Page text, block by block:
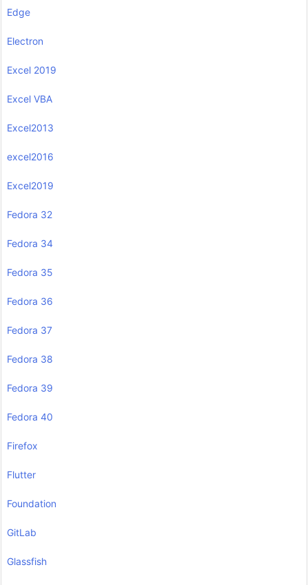
Edge
Electron
Excel 2019
Excel VBA
Excel2013
excel2016
Excel2019
Fedora 32
Fedora 34
Fedora 35
Fedora 36
Fedora 37
Fedora 38
Fedora 39
Fedora 40
Firefox
Flutter
Foundation
GitLab
Glassfish